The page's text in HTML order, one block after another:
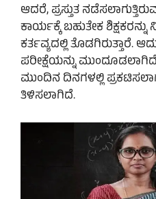
ಆದರೆ, ಪ್ರಸ್ತುತ
ಕಾರ್ಯಕ್ಕೆ ಬಹುತೇಕ
ಕರ್ತವ್ಯದಲ್ಲಿ ತೊಡಗಿರುತ್ತಾರೆ.
ಪರೀಕ್ಷೆಯನ್ನು
ಮುಂದಿನ ದಿನಗಳಲ್ಲಿ
ತಿಳಿಸಲಾಗಿದೆ.